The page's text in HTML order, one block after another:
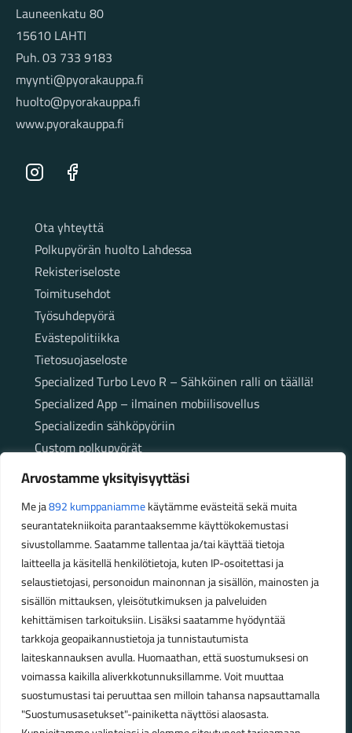
Arvostamme yksityisyyttäsi
Me ja892 kumppaniammekäytämme evästeitä sekä muita
seurantatekniikoita parantaaksemme käyttökokemustasi
sivustollamme. Saatamme tallentaa ja/tai käyttää tietoja
laitteella ja käsitellä henkilötietoja, kuten IP-osoitettasi ja
selaustietojasi, personoidun mainonnan ja sisällön, mainosten ja
sisällön mittauksen, yleisötutkimuksen ja palveluiden
kehittämisen tarkoituksiin. Lisäksi saatamme hyödyntää
tarkkoja geopaikannustietoja ja tunnistautumista
laiteskannauksen avulla. Huomaathan, että suostumuksesi on
voimassa kaikilla aliverkkotunnuksillamme. Voit muuttaa
suostumustasi tai peruuttaa sen milloin tahansa napsauttamalla
"Suostumusasetukset"-painiketta näyttösi alaosasta.
Launeenkatu 80
15610 LAHTI
Puh. 03 733 9183
myynti@pyorakauppa.fi
huolto@pyorakauppa.fi
www.pyorakauppa.fi
Instagram Facebook
SivutOta yhteyttä
Polkupyörän huolto Lahdessa
Rekisteriseloste
Toimitusehdot
Työsuhdepyörä
Evästepolitiikka
Tietosuojaseloste
Specialized Turbo Levo R – Sähköinen ralli on täällä!
Specialized App – ilmainen mobiilisovellus
Specializedin sähköpyöriin
Custom polkupyörät
Fatbikellä helppoa ja huoletonta etenemistä
maastossa
Aukioloajat
Talvikauden aukioloajat (1.10.2025 – 28.2.2026)
Ma-Pe 10-18
La 10-14
Kesäkauden aukioloajat (1.3.2026 – 30.9.2026)
Ma-Pe 10-18
La 9-15
Poikkeavat aukioloajat: